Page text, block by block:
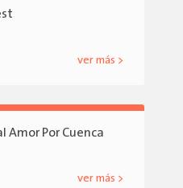
ver más >
Amor Por Cuenca
ver más >